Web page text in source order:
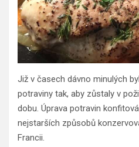
Již v časech dávno minulých
potraviny tak, aby zůstaly v
dobu. Úprava potravin
nejstarších způsobů
Francii.